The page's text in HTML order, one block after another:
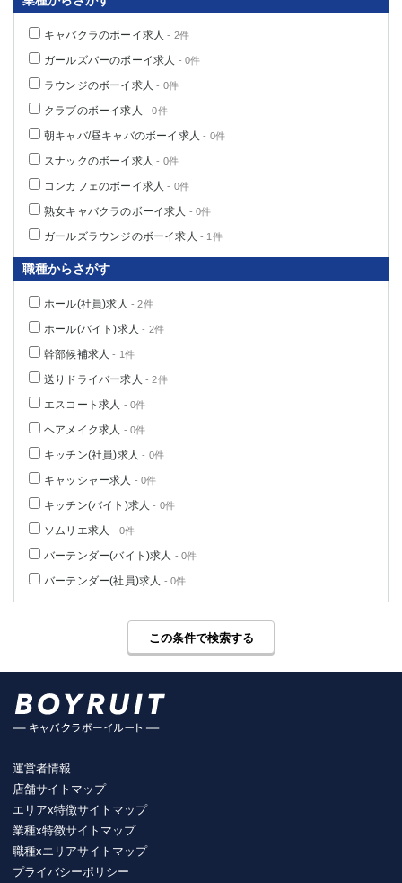
キャバクラのボーイ求人 - 2件
ガールズバーのボーイ求人 - 0件
ラウンジのボーイ求人 - 0件
クラブのボーイ求人 - 0件
朝キャバ/昼キャバのボーイ求人 - 0件
スナックのボーイ求人 - 0件
コンカフェのボーイ求人 - 0件
熟女キャバクラのボーイ求人 - 0件
ガールズラウンジのボーイ求人 - 1件
職種からさがす
ホール(社員)求人 - 2件
ホール(バイト)求人 - 2件
幹部候補求人 - 1件
送りドライバー求人 - 2件
エスコート求人 - 0件
ヘアメイク求人 - 0件
キッチン(社員)求人 - 0件
キャッシャー求人 - 0件
キッチン(バイト)求人 - 0件
ソムリエ求人 - 0件
バーテンダー(バイト)求人 - 0件
バーテンダー(社員)求人 - 0件
この条件で検索する
運営者情報
店舗サイトマップ
エリアx特徴サイトマップ
業種x特徴サイトマップ
職種xエリアサイトマップ
プライバシーポリシー